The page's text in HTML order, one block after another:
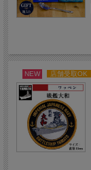
NEW 店舗受取OK